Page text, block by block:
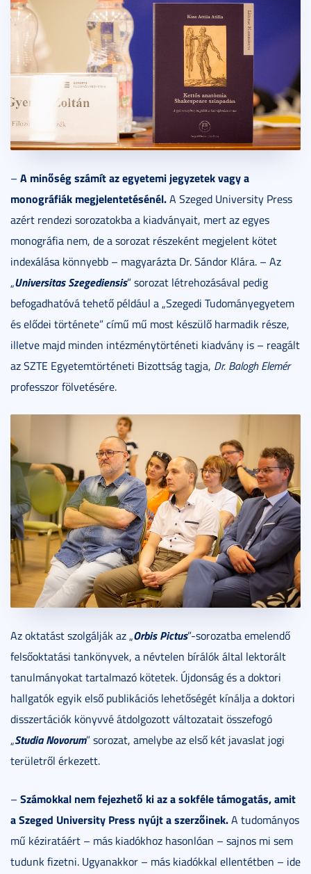
– A minőség számít az egyetemi jegyzetek vagy a
monográfiák megjelentetésénél.A Szeged University Press
azért rendezi sorozatokba a kiadványait, mert az egyes
monográfia nem, de a sorozat részeként megjelent kötet
indexálása könnyebb – magyarázta Dr. Sándor Klára. – Az
„Universitas Szegediensis” sorozat létrehozásával pedig
befogadhatóvá tehető például a „Szegedi Tudományegyetem
és elődei története” című mű most készülő harmadik része,
illetve majd minden intézménytörténeti kiadvány is – reagált
az SZTE Egyetemtörténeti Bizottság tagja, Dr. Balogh Elemér
professzor fölvetésére.
Az oktatást szolgálják az „Orbis Pictus”-sorozatba emelendő
felsőoktatási tankönyvek, a névtelen bírálók által lektorált
tanulmányokat tartalmazó kötetek. Újdonság és a doktori
hallgatók egyik első publikációs lehetőségét kínálja a doktori
disszertációk könyvvé átdolgozott változatait összefogó
„Studia Novorum” sorozat, amelybe az első két javaslat jogi
területről érkezett.
– Számokkal nem fejezhető ki az a sokféle támogatás, amit
a Szeged University Press nyújt a szerzőinek.A tudományos
mű kéziratáért – más kiadókhoz hasonlóan – sajnos mi sem
tudunk fizetni. Ugyanakkor – más kiadókkal ellentétben – ide